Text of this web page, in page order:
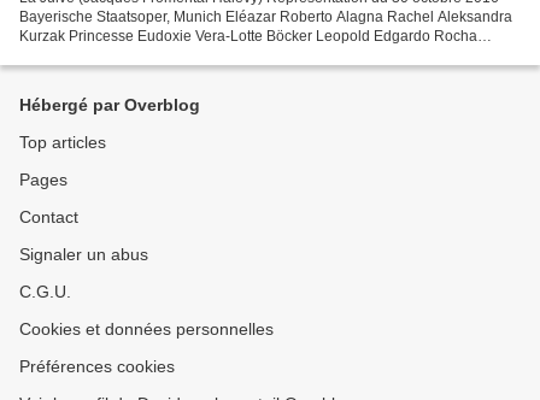
Bayerische Staatsoper, Munich Eléazar Roberto Alagna Rachel Aleksandra
Kurzak Princesse Eudoxie Vera-Lotte Böcker Leopold Edgardo Rocha
Hébergé par Overblog
Top articles
Pages
Contact
Signaler un abus
C.G.U.
Cookies et données personnelles
Préférences cookies